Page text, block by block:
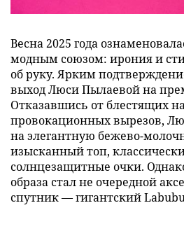
Весна 2025 года
модным союзом: ирония и
об руку. Ярким
выход Люси Пылаевой на
Отказавшись от блестящих
провокационных вырезов,
на элегантную бежево-
изысканный топ,
солнцезащитные очки.
образа стал не очередной
спутник — гигантский